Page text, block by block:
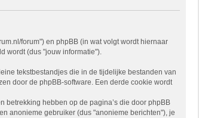
forum") en phpBB (in wat volgt wordt hiernaar
wordt (dus "jouw informatie").
tekstbestandjes die in de tijdelijke bestanden van
door de phpBB-software. Een derde cookie wordt
betrekking hebben op de pagina’s die door phpBB
anonieme gebruiker (dus "anonieme berichten"), je